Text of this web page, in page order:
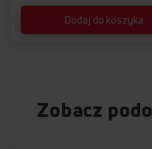
Dodaj do koszyka
Zobacz